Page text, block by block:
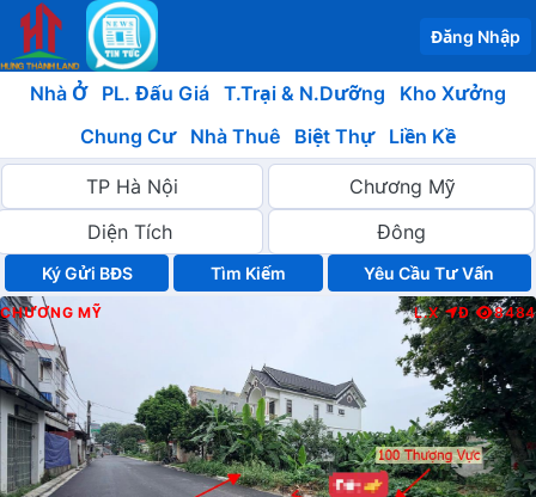
Đăng Nhập
Nhà Ở PL. Đấu Giá T.Trại & N.Dưỡng
Kho Xưởng
Chung Cư
Nhà Thuê Biệt Thự Liền Kề
Ký Gửi BĐS Yêu Cầu Tư Vấn
CHƯƠNG MỸ L.X Đ 8484